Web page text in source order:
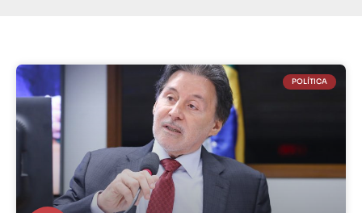
POLÍTICA